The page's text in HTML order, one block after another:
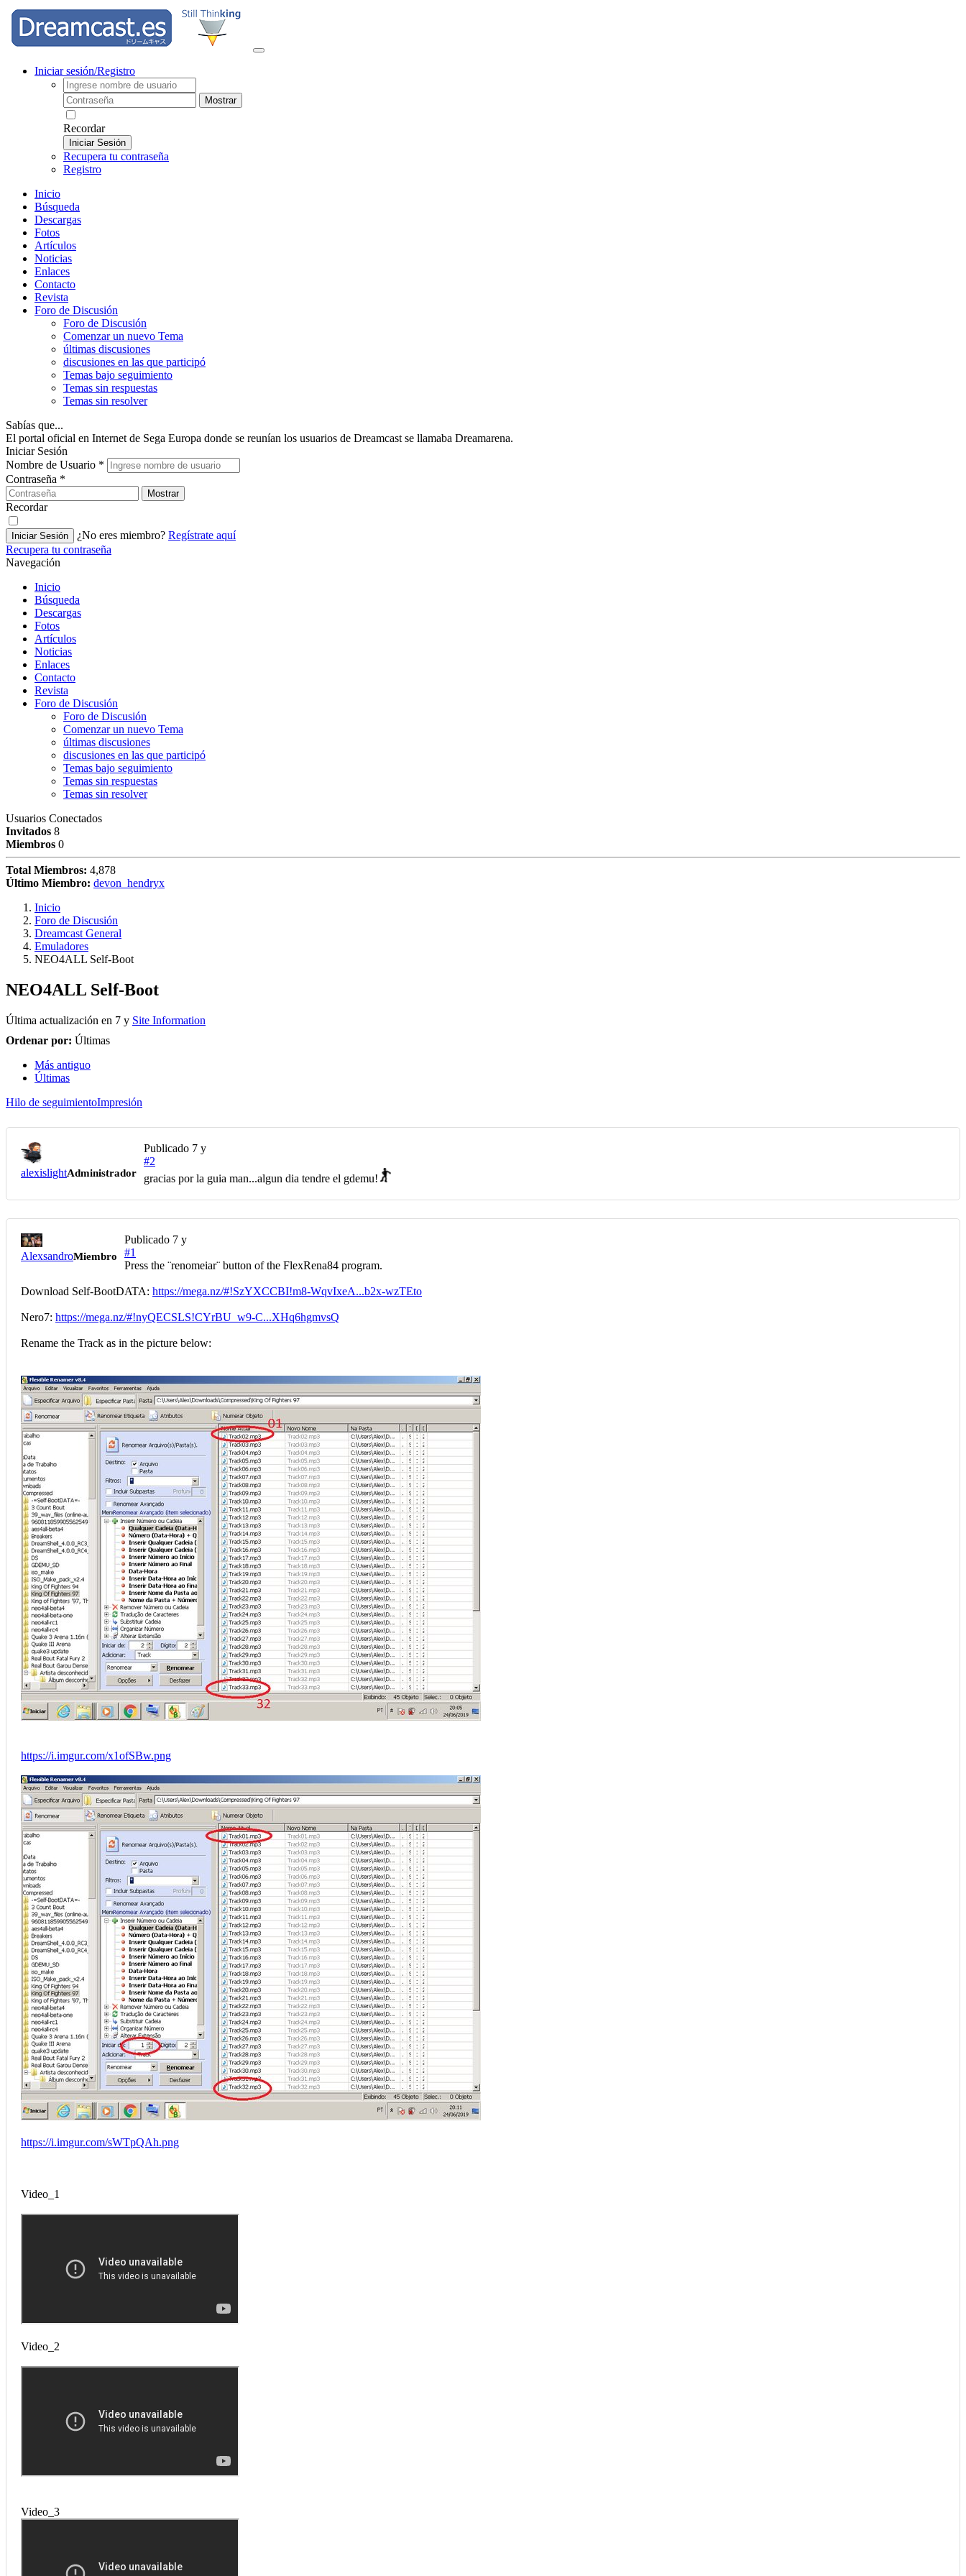
Iniciar sesión/Registro
Mostrar
Recordar
Iniciar Sesión
Recupera tu contraseña
Registro
Inicio
Búsqueda
Descargas
Fotos
Artículos
Noticias
Enlaces
Contacto
Revista
Foro de Discusión
Foro de Discusión
Comenzar un nuevo Tema
últimas discusiones
discusiones en las que participó
Temas bajo seguimiento
Temas sin respuestas
Temas sin resolver
Sabías que...
El portal oficial en Internet de Sega Europa donde se reunían los usuarios de Dreamcast se llamaba Dreamarena.
Iniciar Sesión
Nombre de Usuario *
Contraseña *
Mostrar
Recordar
Iniciar Sesión ¿No eres miembro? Regístrate aquí
Recupera tu contraseña
Navegación
Inicio
Búsqueda
Descargas
Fotos
Artículos
Noticias
Enlaces
Contacto
Revista
Foro de Discusión
Foro de Discusión
Comenzar un nuevo Tema
últimas discusiones
discusiones en las que participó
Temas bajo seguimiento
Temas sin respuestas
Temas sin resolver
Usuarios Conectados
Invitados 8
Miembros 0
Total Miembros: 4,878
Último Miembro: devon_hendryx
Inicio
Foro de Discusión
Dreamcast General
Emuladores
NEO4ALL Self-Boot
NEO4ALL Self-Boot
Última actualización en 7 y Site Information
Ordenar por: Últimas
Más antiguo
Últimas
Hilo de seguimientoImpresión
alexislightAdministrador
Publicado 7 y
#2
gracias por la guia man...algun dia tendre el gdemu!
AlexsandroMiembro
Publicado 7 y
#1
Press the ¨renomeiar¨ button of the FlexRena84 program.
Download Self-BootDATA: https://mega.nz/#!SzYXCCBI!m8-WqvIxeA...b2x-wzTEto
Nero7: https://mega.nz/#!nyQECSLS!CYrBU_w9-C...XHq6hgmvsQ
Rename the Track as in the picture below:
https://i.imgur.com/x1ofSBw.png
https://i.imgur.com/sWTpQAh.png
Video_1
Video_2
Video_3